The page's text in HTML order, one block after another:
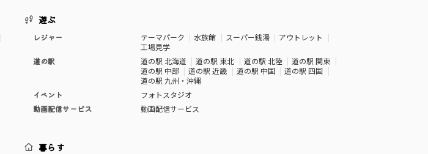
遊ぶ
レジャー テーマパーク 水族館 スーパー銭湯
アウトレット
工場見学
道の駅
道の駅 北海道 道の駅 東北 道の駅 北陸
道の駅 関東
道の駅 中部
道の駅 近畿 道の駅 中国
道の駅 四国
道の駅 九州・沖縄
イベント
フォトスタジオ
動画配信サービス
動画配信サービス
暮らす